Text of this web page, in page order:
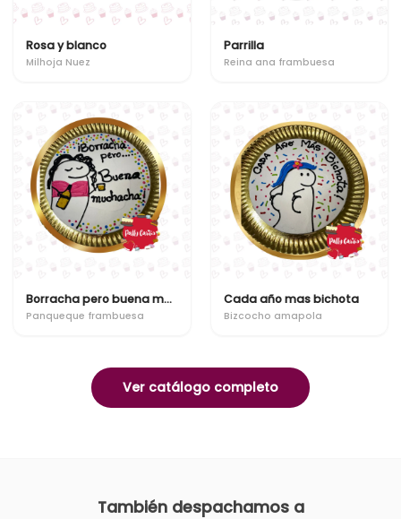
Rosa y blanco
Milhoja Nuez
Parrilla
Reina ana frambuesa
Borracha pero buena muchacha
Panqueque frambuesa
Cada año mas bichota
Bizcocho amapola
Ver catálogo completo
También despachamos a